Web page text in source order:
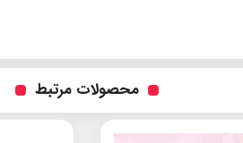
محصولات مرتبط